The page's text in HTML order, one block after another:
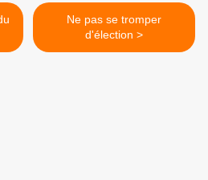
Ne pas se tromper
d'élection >